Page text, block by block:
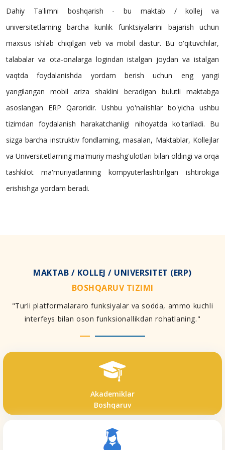
Dahiy Ta'limni boshqarish - bu maktab / kollej va
universitetlarning barcha kunlik funktsiyalarini bajarish uchun
maxsus ishlab chiqilgan veb va mobil dastur. Bu o'qituvchilar,
talabalar va ota-onalarga logindan istalgan joydan va istalgan
vaqtda foydalanishda yordam berish uchun eng yangi
yangilangan mobil ariza shaklini beradigan bulutli maktabga
asoslangan ERP Qaroridir. Ushbu yo'nalishlar bo'yicha ushbu
tizimdan foydalanish harakatchanligi nihoyatda ko'tariladi. Bu
sizga barcha instruktiv fondlarning, masalan, Maktablar, Kollejlar
va Universitetlarning ma'muriy mashg'ulotlari bilan oldingi va orqa
tashkilot ma'muriyatlarining kompyuterlashtirilgan ishtirokiga
erishishga yordam beradi.
MAKTAB / KOLLEJ / UNIVERSITET (ERP)
BOSHQARUV TIZIMI
"Turli platformalararo funksiyalar va sodda, ammo kuchli
interfeys bilan oson funksionallikdan rohatlaning."
Akademiklar
Boshqaruv